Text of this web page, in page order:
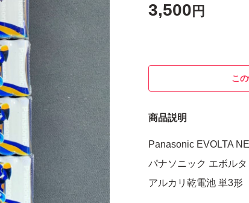
3,500 円
こ
商品説明
Panasonic EVOLTA
パナソニック エボルタ
アルカリ乾電池 単3形